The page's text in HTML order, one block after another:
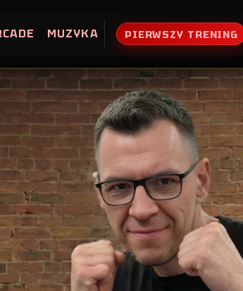
MUZYKA PIERWSZY TRENING